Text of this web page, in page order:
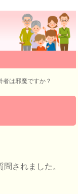
者は邪魔ですか？
されました。